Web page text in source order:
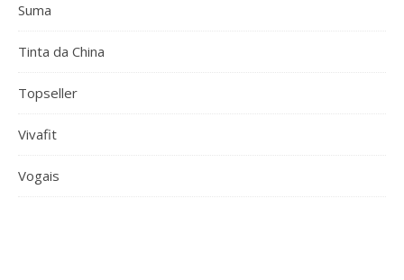
Suma
Tinta da China
Topseller
Vivafit
Vogais